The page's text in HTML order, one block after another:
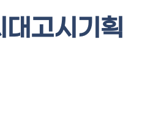
고시기획